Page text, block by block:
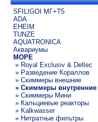
SFILIGOI МГ+Т5
ADA
EHEIM
TUNZE
AQUATRONICA
Аквариумы
МОРЕ
» Royal Exclusiv & Deltec
» Разведение Кораллов
» Скиммеры внешние
» Скиммеры внутренние
» Скиммеры Мини
» Кальциевые реакторы
» Kalkwasser
» Нитратные фильтры